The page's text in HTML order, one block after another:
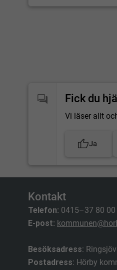
Fick du
Vi läser allt
Ja
Kontakt
Telefon: 0415–37 80 00
E-post:
Besöksadress:
Postadress: Hörby